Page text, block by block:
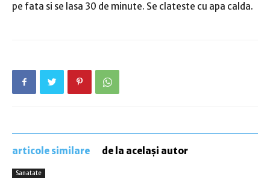
pe fata si se lasa 30 de minute. Se clateste cu apa calda.
articole similare de la același autor
Sanatate